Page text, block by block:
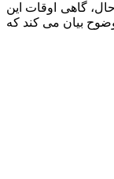
گاهی اوقات این
وضوح بیان می کند که